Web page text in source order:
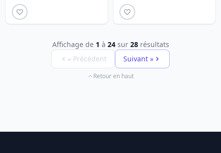
Affichage de 1 à 24sur 28résultats
« Précédent
Suivant »
Retour en haut